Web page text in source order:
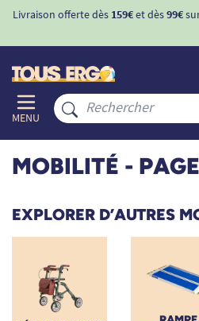
-10%avec le code "BIENVENUE"
MENU
MOBILITÉ -
EXPLORER D’AUTRES